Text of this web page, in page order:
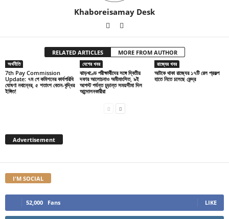
Khaboreisamay Desk
RELATED ARTICLES MORE FROM AUTHOR
অর্থনীতি
7th Pay Commission
Update: ৭ম পে কমিশনের কার্যপরিধি
ঘোষণা নবান্নের, ৫ শতাংশ বেতন-বৃদ্ধির
ইঙ্গিত!
দেশের খবর
ঝাড়খণ্ডে পরীক্ষার্থীদের সঙ্গে দ্বিতীয়
দফার আলোচনাও অমীমাংসিত, ৯ই
আগস্ট পর্যন্ত চূড়ান্ত সময়সীমা দিল
আন্দোলনকারীরা
রাজ্যের খবর
আটকে থাকা রাজ্যের ১৭টি রেল প্রকল্প
হাতে নিতে চলেছে কেন্দ্র
Advertisement
I'M SOCIAL
52,000 Fans LIKE